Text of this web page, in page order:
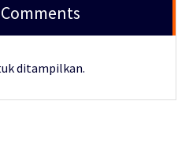
ditampilkan.